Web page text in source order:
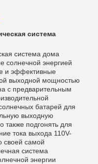
система
система дома
солнечной энергией
и эффективные
выходной мощностью
с предварительным
батарей для
выходную
подгонять для
тока выхода 110V-
своей самой
система
энергии